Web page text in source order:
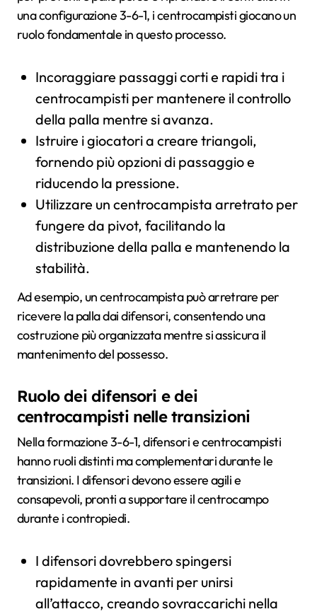
una configurazione 3-6-1, i centrocampisti giocano un
ruolo fondamentale in questo processo.
Incoraggiare passaggi corti e rapidi tra i
centrocampisti per mantenere il controllo
della palla mentre si avanza.
Istruire i giocatori a creare triangoli,
fornendo più opzioni di passaggio e
riducendo la pressione.
Utilizzare un centrocampista arretrato per
fungere da pivot, facilitando la
distribuzione della palla e mantenendo la
stabilità.
Ad esempio, un centrocampista può arretrare per
ricevere la palla dai difensori, consentendo una
costruzione più organizzata mentre si assicura il
mantenimento del possesso.
Ruolo dei difensori e dei
centrocampisti nelle transizioni
Nella formazione 3-6-1, difensori e centrocampisti
hanno ruoli distinti ma complementari durante le
transizioni. I difensori devono essere agili e
consapevoli, pronti a supportare il centrocampo
durante i contropiedi.
I difensori dovrebbero spingersi
rapidamente in avanti per unirsi
all’attacco, creando sovraccarichi nella